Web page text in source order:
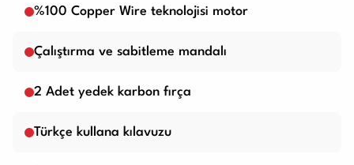
%100 Copper Wire teknolojisi motor
Çalıştırma ve sabitleme mandalı
2 Adet yedek karbon fırça
Türkçe kullana kılavuzu